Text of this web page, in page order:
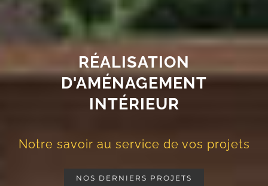
RÉALISATION
D'AMÉNAGEMENT
INTÉRIEUR
Notre savoir au service de vos projets
NOS DERNIERS PROJETS